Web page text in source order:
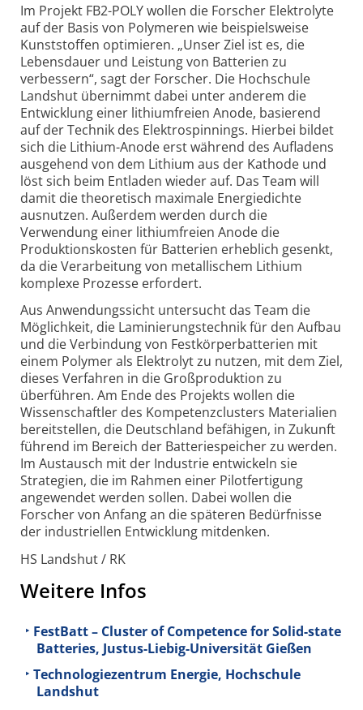
Im Projekt FB2-POLY wollen die Forscher Elektrolyte
auf der Basis von Polymeren wie beispiels­weise
Kunststoffen optimieren. „Unser Ziel ist es, die
Lebensdauer und Leistung von Batterien zu
verbessern“, sagt der Forscher. Die Hochschule
Landshut übernimmt dabei unter anderem die
Entwicklung einer lithium­freien Anode, basierend
auf der Technik des Elektro­spinnings. Hierbei bildet
sich die Lithium-Anode erst während des Aufladens
ausgehend von dem Lithium aus der Kathode und
löst sich beim Entladen wieder auf. Das Team will
damit die theoretisch maximale Energie­dichte
ausnutzen. Außerdem werden durch die
Verwendung einer lithium­freien Anode die
Produktions­kosten für Batterien erheblich gesenkt,
da die Verarbeitung von metal­lischem Lithium
komplexe Prozesse erfordert.
Aus Anwendungs­sicht untersucht das Team die
Möglichkeit, die Laminierungst­echnik für den Aufbau
und die Verbindung von Festkörper­batterien mit
einem Polymer als Elektrolyt zu nutzen, mit dem Ziel,
dieses Verfahren in die Groß­produktion zu
überführen. Am Ende des Projekts wollen die
Wissen­schaftler des Kompetenz­clusters Materialien
bereit­stellen, die Deutschland befähigen, in Zukunft
führend im Bereich der Batterie­speicher zu werden.
Im Austausch mit der Industrie entwickeln sie
Strategien, die im Rahmen einer Pilot­fertigung
angewendet werden sollen. Dabei wollen die
Forscher von Anfang an die späteren Bedürfnisse
der indus­tri­ellen Entwicklung mit­denken.
HS Landshut / RK
Weitere Infos
FestBatt – Cluster of Competence for Solid-state
Batteries, Justus-Liebig-Universität Gießen
Technologiezentrum Energie, Hochschule
Landshut